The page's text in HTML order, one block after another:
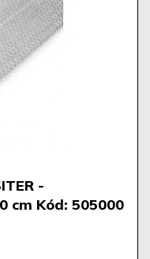
-
cm Kód: 505000